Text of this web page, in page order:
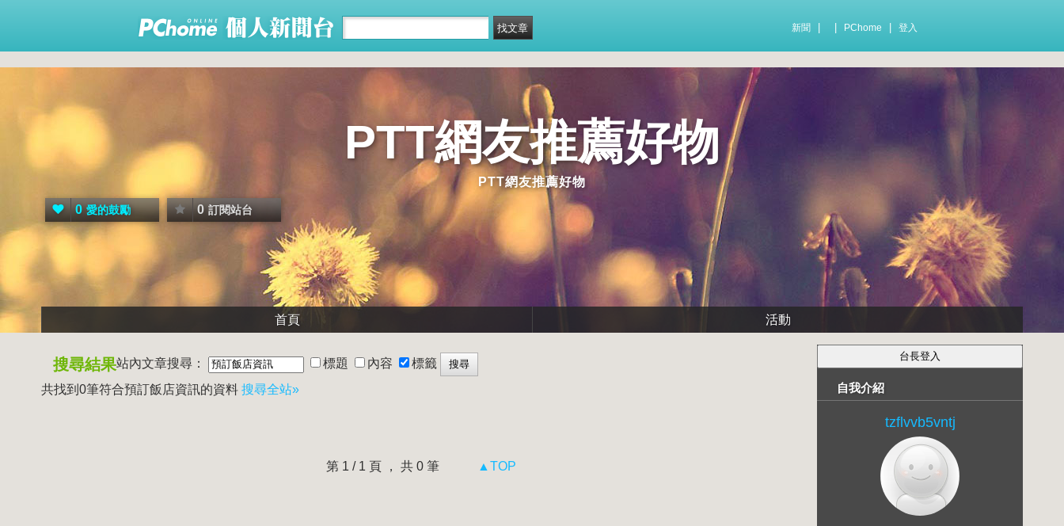
新聞 PChome 登入
PTT網友推薦好物
PTT網友推薦好物
0 愛的鼓勵 0 訂閱站台
首頁 活動
搜尋結果站內文章搜尋： 標題 內容
標籤
共找到0筆符合預訂飯店資訊的資料 搜尋全站»
第 1 / 1 頁 ， 共 0 筆 ▲TOP
自我介紹
tzflvvb5vntj